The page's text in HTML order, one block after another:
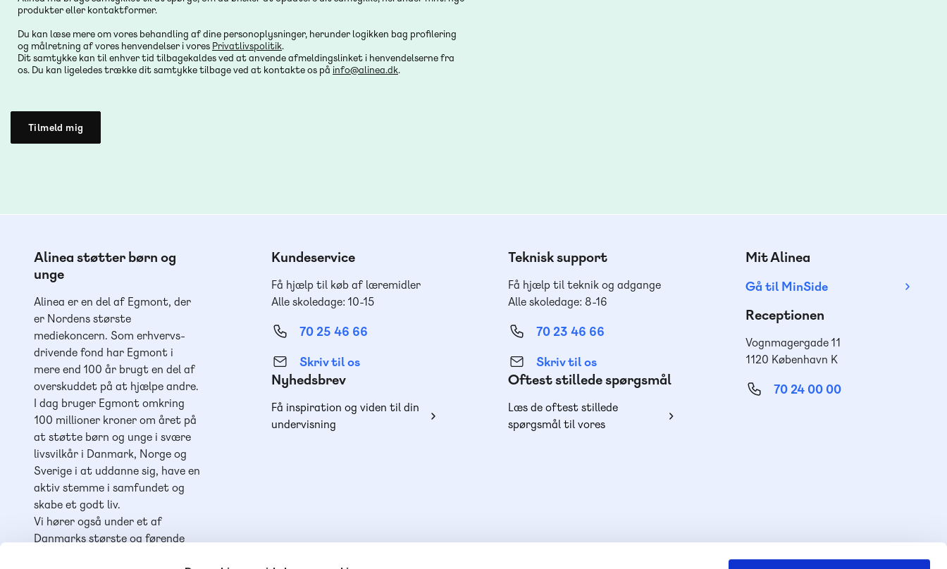
produkter eller kontaktformer.
Du kan læse mere om vores behandling af dine personoplysninger, herunder logikken bag profilering
og målretning af vores henvendelser i vores Privatlivspolitik.
Dit samtykke kan til enhver tid tilbagekaldes ved at anvende afmeldingslinket i henvendelserne fra
os. Du kan ligeledes trække dit samtykke tilbage ved at kontakte os på info@alinea.dk.
Alinea støtter børn og
unge
Alinea er en del af Egmont, der
er Nordens største
mediekoncern. Som erhvervs-
drivende fond har Egmont i
mere end 100 år brugt en del af
overskuddet på at hjælpe andre.
I dag bruger Egmont omkring
100 millioner kroner om året på
at støtte børn og unge i svære
livsvilkår i Danmark, Norge og
Sverige i at uddanne sig, have en
aktiv stemme i samfundet og
skabe et godt liv.
Vi hører også under et af
Danmarks største og førende
Kundeservice
Få hjælp til køb af læremidler
Alle skoledage: 10-15
70 25 46 66
Skriv til os
Nyhedsbrev
Få inspiration og viden til din
undervisning
Teknisk support
Få hjælp til teknik og adgange
Alle skoledage: 8-16
70 23 46 66
Skriv til os
Oftest stillede spørgsmål
Læs de oftest stillede
spørgsmål til vores
Mit Alinea
Gå til MinSide
Receptionen
Vognmagergade 11
1120 København K
70 24 00 00